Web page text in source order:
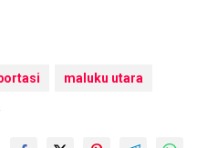
maluku utara